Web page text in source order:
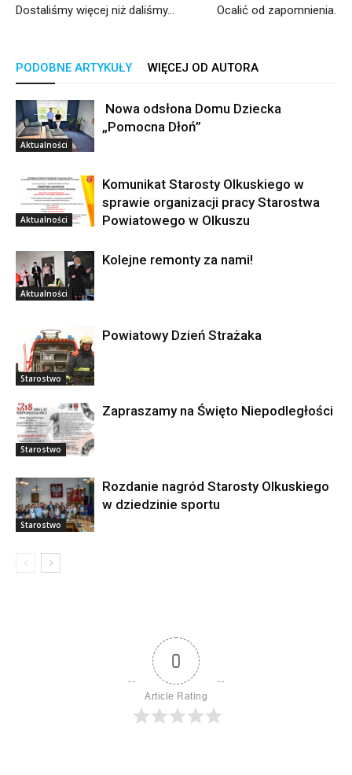
Dostaliśmy więcej niż daliśmy… Ocalić od zapomnienia.
PODOBNE ARTYKUŁY WIĘCEJ OD AUTORA
Aktualności
Nowa odsłona Domu Dziecka
„Pomocna Dłoń”
Aktualności
Komunikat Starosty Olkuskiego w
sprawie organizacji pracy Starostwa
Powiatowego w Olkuszu
Aktualności
Kolejne remonty za nami!
Starostwo
Powiatowy Dzień Strażaka
Starostwo
Zapraszamy na Święto Niepodległości
Starostwo
Rozdanie nagród Starosty Olkuskiego
w dziedzinie sportu
0
Article Rating